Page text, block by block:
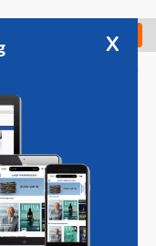
Check in
Vacatures
x